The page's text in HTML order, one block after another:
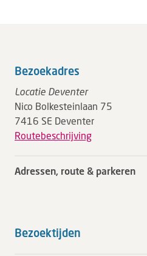
Bezoekadres
Locatie Deventer
Nico Bolkesteinlaan 75
7416 SE Deventer
Routebeschrijving
Adressen, route & parkeren
Bezoektijden